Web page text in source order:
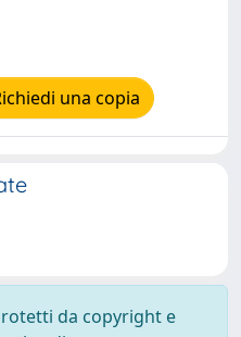
una copia
da copyright e